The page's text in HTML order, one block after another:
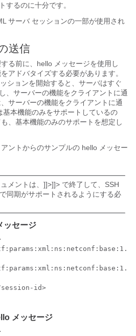
するのに十分です。
サーバ セッションの一部が使用され
送信
る前に、hello メッセージを使用し
アドバタイズする必要があります。
ションを開始すると、サーバはすぐ
、サーバーの機能をクライアントに通
サーバーの機能をクライアントに通
本機能のみをサポートしているの
、基本機能のみのサポートを想定し
ントからのサンプルの hello メッセー
メントは、]]>]]> で終了して、SSH
同期がサポートされるようにする必
ッセージ
id>
メッセージ